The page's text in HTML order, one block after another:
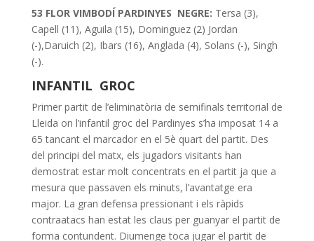
53 FLOR VIMBODÍ PARDINYES NEGRE: Tersa (3),
Capell (11), Aguila (15), Dominguez (2) Jordan
(-),Daruich (2), Ibars (16), Anglada (4), Solans (-), Singh
(-).
INFANTIL GROC
Primer partit de l’eliminatòria de semifinals territorial de
Lleida on l’infantil groc del Pardinyes s’ha imposat 14 a
65 tancant el marcador en el 5è quart del partit. Des
del principi del matx, els jugadors visitants han
demostrat estar molt concentrats en el partit ja que a
mesura que passaven els minuts, l’avantatge era
major. La gran defensa pressionant i els ràpids
contraatacs han estat les claus per guanyar el partit de
forma contundent. Diumenge toca jugar el partit de